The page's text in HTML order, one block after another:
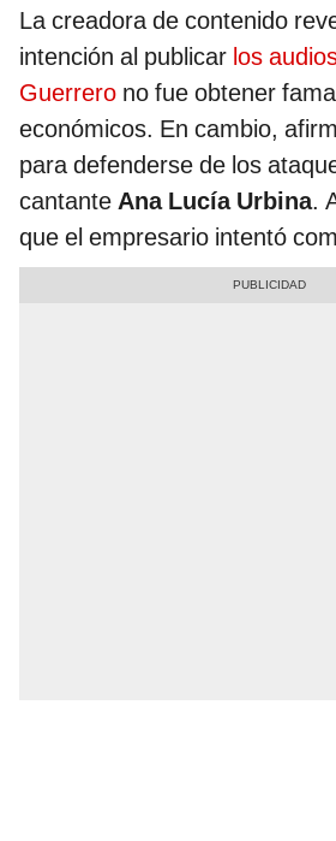
La creadora de contenido
intención al publicar los
Guerrero no fue obtener
económicos. En cambio,
para defenderse de los
cantante Ana Lucía Urbina.
que el empresario intentó